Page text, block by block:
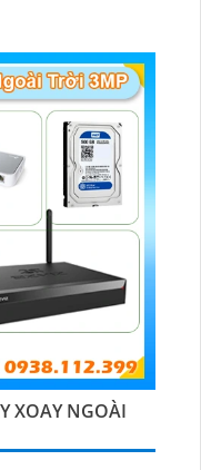
XOAY NGOÀI